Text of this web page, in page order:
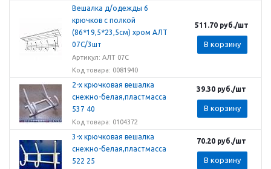
Вешалка д/одежды 6
крючков с полкой
(86*19,5*23,5см) хром АЛТ
07С/3шт
Артикул: АЛТ 07С
Код товара: 0081940
511.70руб./шт
В корзину
2-х крючковая вешалка
снежно-белая,пластмасса
537 40
Код товара: 0104372
39.30 руб./шт
В корзину
3-х крючковая вешалка
снежно-белая,пластмасса
522 25
70.20 руб./шт
В корзину